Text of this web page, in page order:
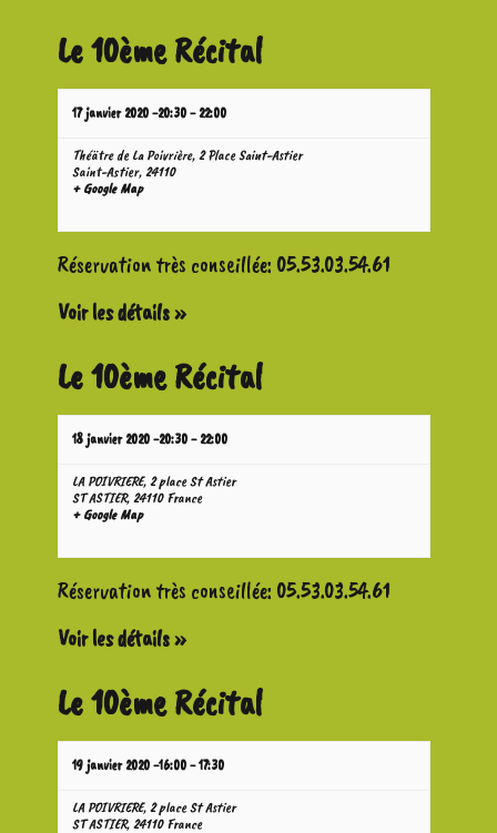
Le 10ème Récital
17 janvier 2020 -20:30-22:00
Théätre de La Poivrière,2 Place Saint-Astier
Saint-Astier,24110
+ Google Map
Réservation très conseillée: 05.53.03.54.61
Voir les détails »
Le 10ème Récital
18 janvier 2020 -20:30-22:00
LA POIVRIERE,2 place St Astier
ST ASTIER,24110 France
+ Google Map
Réservation très conseillée: 05.53.03.54.61
Voir les détails »
Le 10ème Récital
19 janvier 2020 -16:00-17:30
LA POIVRIERE,2 place St Astier
ST ASTIER,24110 France